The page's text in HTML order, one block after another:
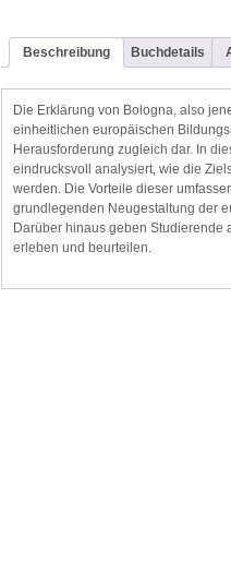
Beschreibung Buchdetails
Die Erklärung von Bologna, also
einheitlichen europäischen
Herausforderung zugleich dar. In
eindrucksvoll analysiert, wie die
werden. Die Vorteile dieser
grundlegenden Neugestaltung der
Darüber hinaus geben
erleben und beurteilen.